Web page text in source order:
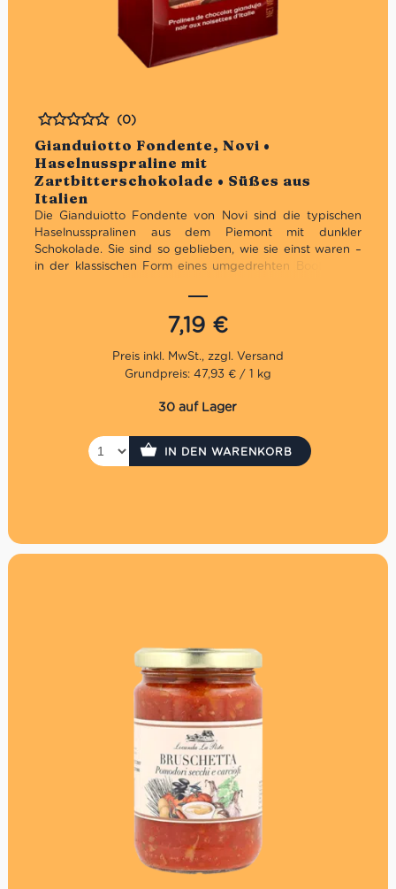
Gianduiotto Fondente, Novi •
Haselnusspraline mit
Zartbitterschokolade • Süßes aus
Italien
Bewertet
(0)
Die Gianduiotto Fondente von Novi sind die typischen
Haselnusspralinen aus dem Piemont mit dunkler
Schokolade. Sie sind so geblieben, wie sie einst waren –
in der klassischen Form eines umgedrehten Bootes. Die
viel Zeit und Mühe in die Auswahl der richtigen Zutaten
investiert. Dank der Wahl der besten Kakaosorte, die
durch die besten lokalen Haselnüsse bereichert wird,
erwerben die Gianduiotti ihren unverkennbaren
Geschmack. Wem die Gianduiotto Classico zu süß sind,
trifft mit den Gianduiotti fondente genau die richtige
7,19 €
Grundpreis: 47,93 € / 1 kg
30 auf Lager
IN DEN WARENKORB